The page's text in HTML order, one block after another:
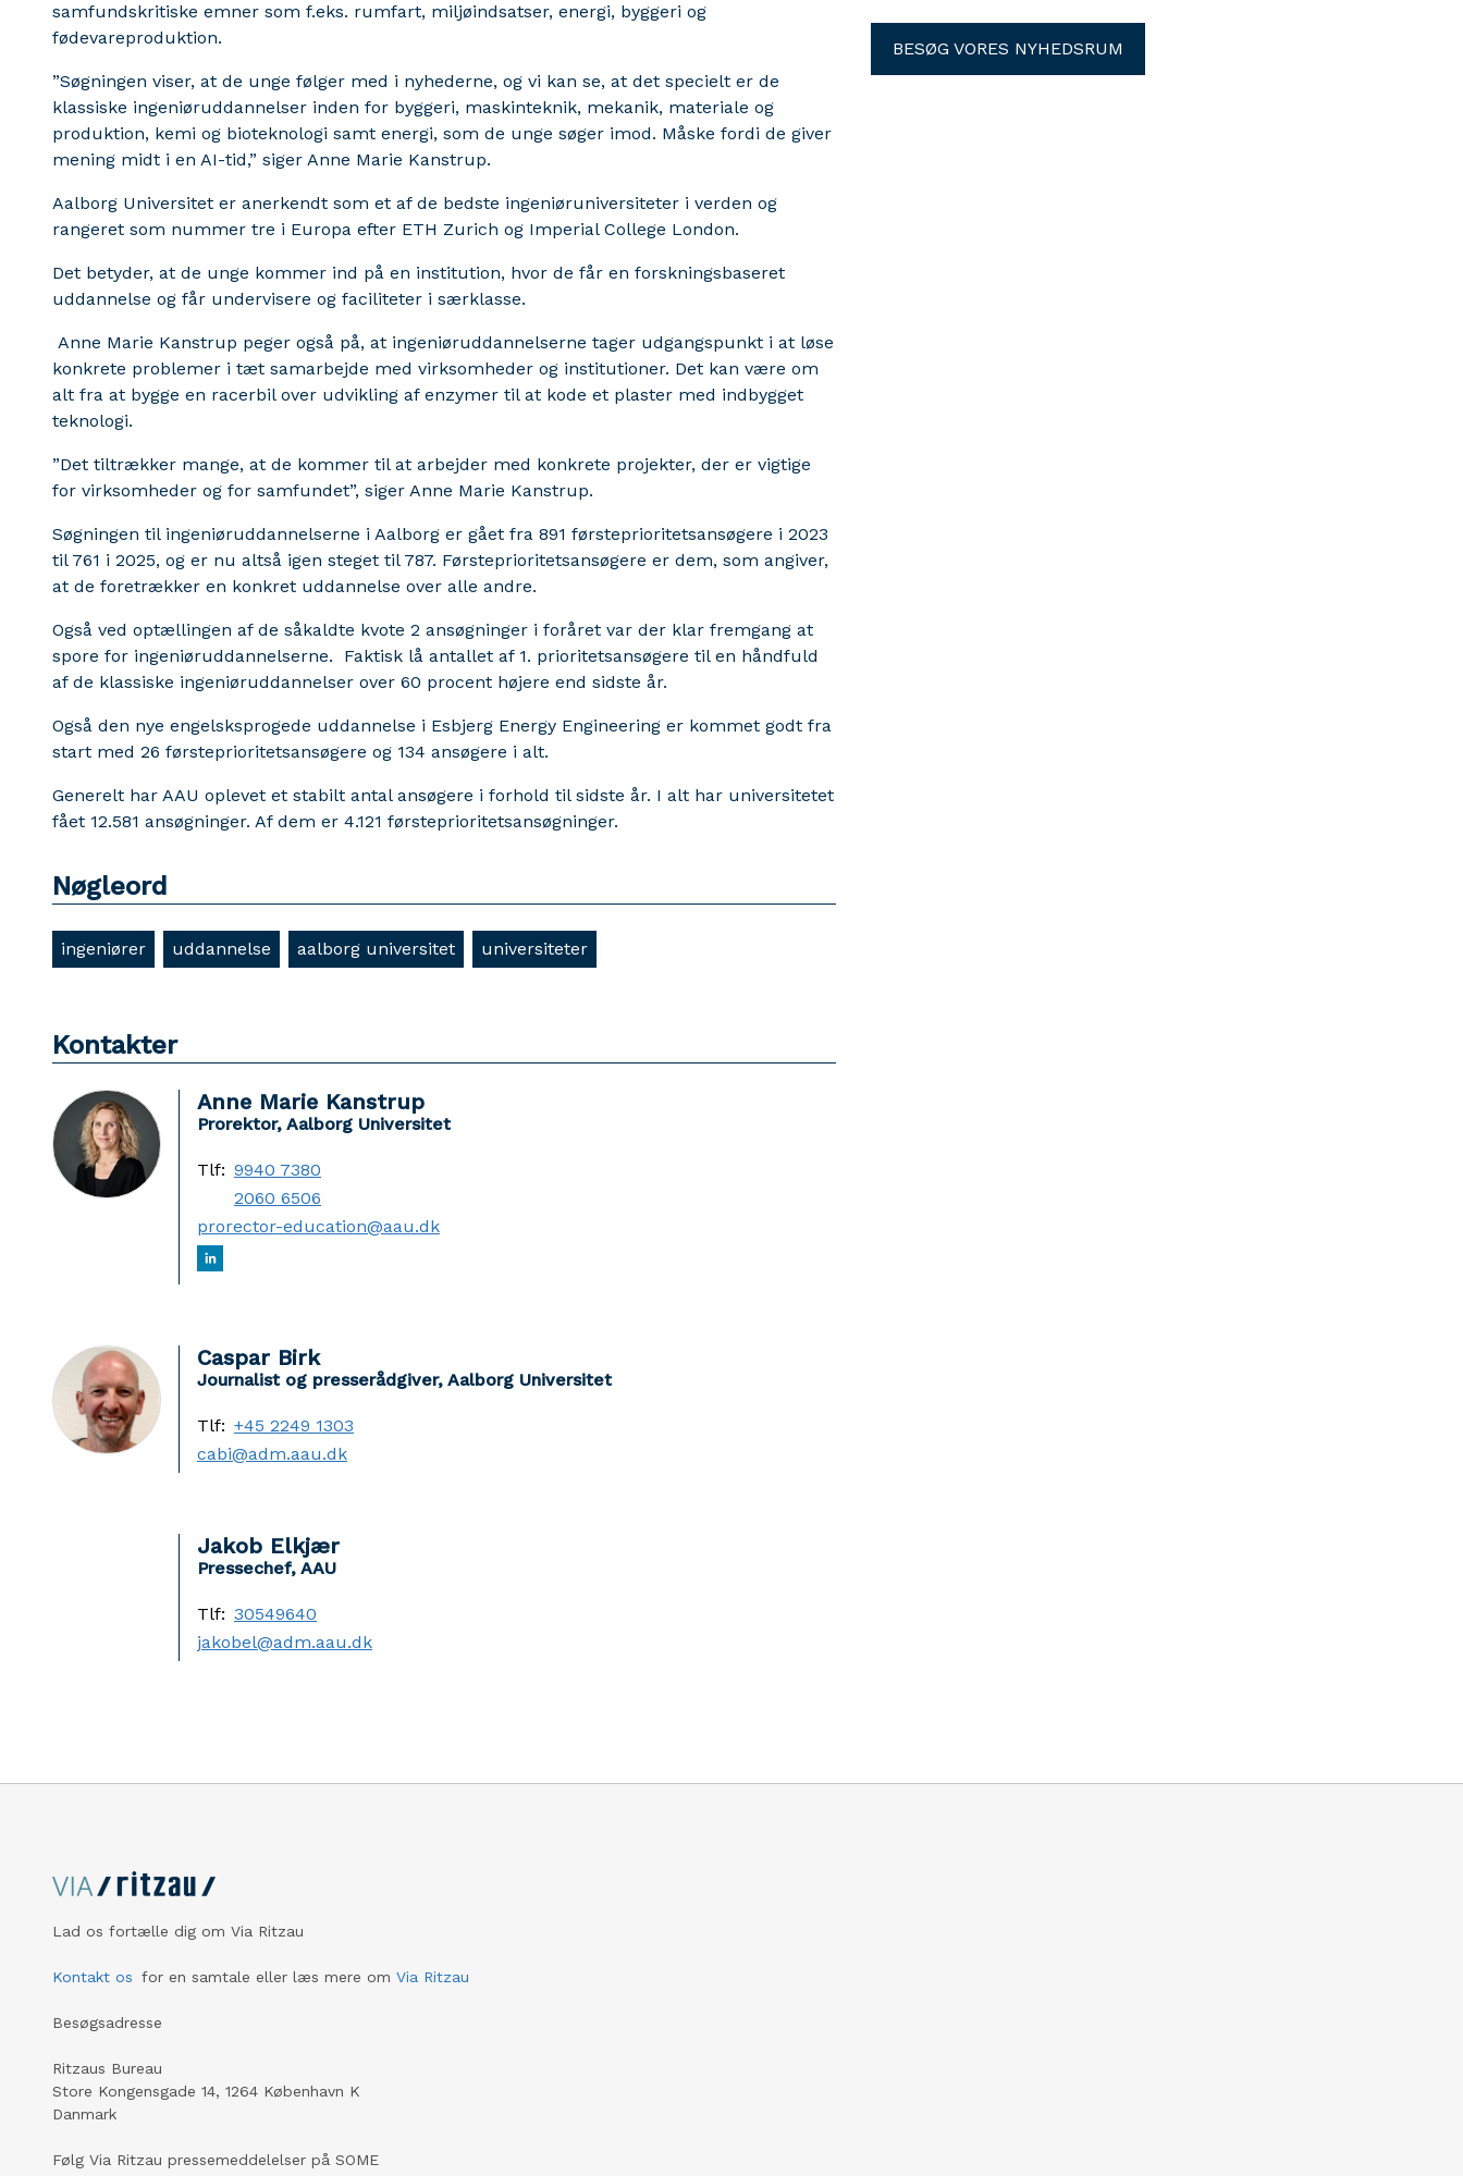
samfundskritiske emner som f.eks. rumfart, miljøindsatser, energi, byggeri og
fødevareproduktion.
”Søgningen viser, at de unge følger med i nyhederne, og vi kan se, at det specielt er de
klassiske ingeniøruddannelser inden for byggeri, maskinteknik, mekanik, materiale og
produktion, kemi og bioteknologi samt energi, som de unge søger imod. Måske fordi de giver
mening midt i en AI-tid,” siger Anne Marie Kanstrup.
Aalborg Universitet er anerkendt som et af de bedste ingeniøruniversiteter i verden og
rangeret som nummer tre i Europa efter ETH Zurich og Imperial College London.
Det betyder, at de unge kommer ind på en institution, hvor de får en forskningsbaseret
uddannelse og får undervisere og faciliteter i særklasse.
Anne Marie Kanstrup peger også på, at ingeniøruddannelserne tager udgangspunkt i at løse
konkrete problemer i tæt samarbejde med virksomheder og institutioner. Det kan være om
alt fra at bygge en racerbil over udvikling af enzymer til at kode et plaster med indbygget
teknologi.
”Det tiltrækker mange, at de kommer til at arbejder med konkrete projekter, der er vigtige
for virksomheder og for samfundet”, siger Anne Marie Kanstrup.
Søgningen til ingeniøruddannelserne i Aalborg er gået fra 891 førsteprioritetsansøgere i 2023
til 761 i 2025, og er nu altså igen steget til 787. Førsteprioritetsansøgere er dem, som angiver,
at de foretrækker en konkret uddannelse over alle andre.
Også ved optællingen af de såkaldte kvote 2 ansøgninger i foråret var der klar fremgang at
spore for ingeniøruddannelserne. Faktisk lå antallet af 1. prioritetsansøgere til en håndfuld
af de klassiske ingeniøruddannelser over 60 procent højere end sidste år.
Også den nye engelsksprogede uddannelse i Esbjerg Energy Engineering er kommet godt fra
start med 26 førsteprioritetsansøgere og 134 ansøgere i alt.
Generelt har AAU oplevet et stabilt antal ansøgere i forhold til sidste år. I alt har universitetet
fået 12.581 ansøgninger. Af dem er 4.121 førsteprioritetsansøgninger.
Nøgleord
ingeniører uddannelse aalborg universitet universiteter
Kontakter
Anne Marie Kanstrup
Prorektor, Aalborg Universitet
Tlf: 9940 7380
2060 6506
prorector-education@aau.dk
Caspar Birk
Journalist og presserådgiver, Aalborg Universitet
Tlf: +45 2249 1303
cabi@adm.aau.dk
Jakob Elkjær
Pressechef, AAU
Tlf: 30549640
jakobel@adm.aau.dk
BESØG VORES NYHEDSRUM
Lad os fortælle dig om Via Ritzau
Kontakt os for en samtale eller læs mere om Via Ritzau
Besøgsadresse
Ritzaus Bureau
Store Kongensgade 14, 1264 København K
Danmark
Følg Via Ritzau pressemeddelelser på SOME